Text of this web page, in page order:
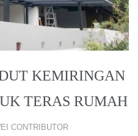
KEMIRINGAN
TERAS RUMAH
CONTRIBUTOR